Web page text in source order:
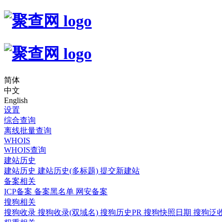
简体
中文
English
设置
综合查询
离线批量查询
WHOIS
WHOIS查询
建站历史
建站历史 建站历史(多标题) 提交新建站
备案相关
ICP备案 备案黑名单 网安备案
搜狗相关
搜狗收录 搜狗收录(双域名) 搜狗历史PR 搜狗快照日期 搜狗泛